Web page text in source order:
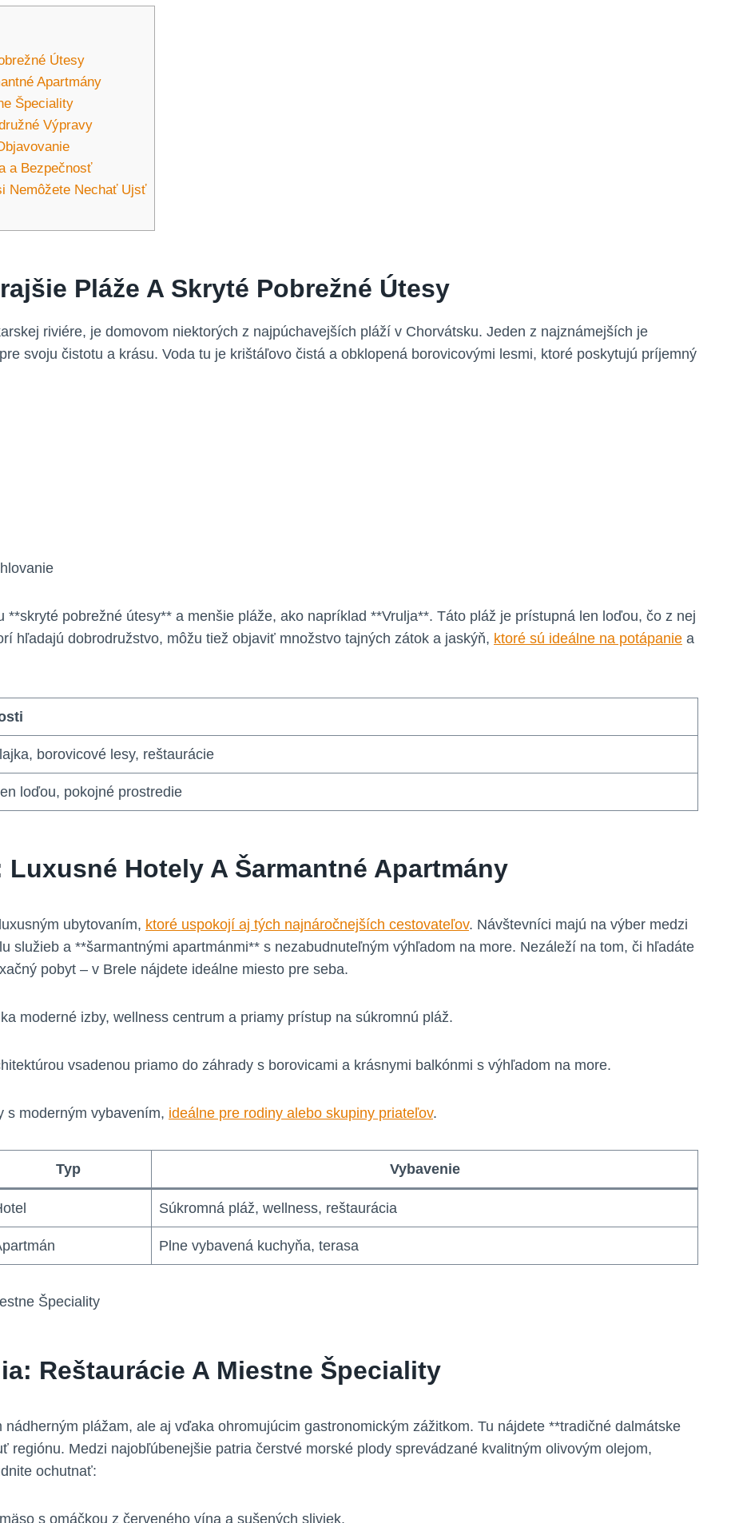
Útesy
Apartmány
Špeciality
Výpravy
a Bezpečnosť
Nemôžete Nechať Ujsť
Pláže A Skryté Pobrežné Útesy
riviére, je domovom niektorých z najpúchavejších pláží v Chorvátsku. Jeden z najznámejších je
svoju čistotu a krásu. Voda tu je krištáľovo čistá a obklopená borovicovými lesmi, ktoré poskytujú príjemný
pobrežné útesy** a menšie pláže, ako napríklad **Vrulja**. Táto pláž je prístupná len loďou, čo z nej
hľadajú dobrodružstvo, môžu tiež objaviť množstvo tajných zátok a jaskýň, ktoré sú ideálne na potápanie a
borovicové lesy, reštaurácie
loďou, pokojné prostredie
Hotely A Šarmantné Apartmány
ubytovaním, ktoré uspokojí aj tých najnáročnejších cestovateľov. Návštevníci majú na výber medzi
služieb a **šarmantnými apartmánmi** s nezabudnuteľným výhľadom na more. Nezáleží na tom, či hľadáte
pobyt – v Brele nájdete ideálne miesto pre seba.
moderné izby, wellness centrum a priamy prístup na súkromnú pláž.
vsadenou priamo do záhrady s borovicami a krásnymi balkónmi s výhľadom na more.
s moderným vybavením, ideálne pre rodiny alebo skupiny priateľov.
Typ Vybavenie
Súkromná pláž, wellness, reštaurácia
Plne vybavená kuchyňa, terasa
Reštaurácie A Miestne Špeciality
plážam, ale aj vďaka ohromujúcim gastronomickým zážitkom. Tu nájdete **tradičné dalmátske
regiónu. Medzi najobľúbenejšie patria čerstvé morské plody sprevádzané kvalitným olivovým olejom,
ochutnať:
s omáčkou z červeného vína a sušených sliviek.